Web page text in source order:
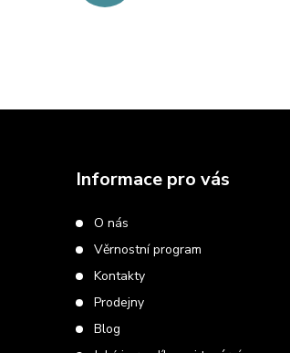
Informace pro vás
O nás
Věrnostní program
Kontakty
Prodejny
Blog